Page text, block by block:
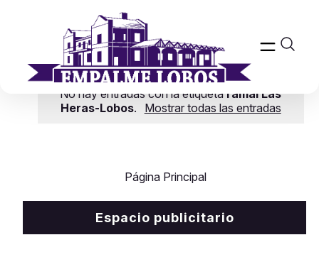
No hay entradas con la etiquetaramal Las
Heras-Lobos. Mostrar todas las entradas
Página Principal
Espacio publicitario